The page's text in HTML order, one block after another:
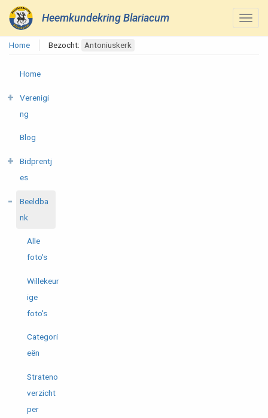
Heemkundekring Blariacum
Home Bezocht: Antoniuskerk
Home
Verenigi
ng
Blog
Bidprentj
es
Beeldba
nk
Alle
foto's
Willekeur
ige
foto's
Categori
eën
Strateno
verzicht
per